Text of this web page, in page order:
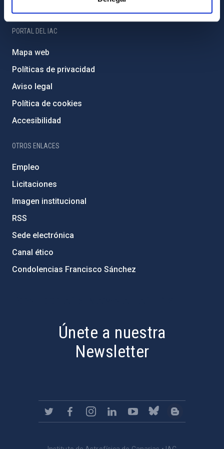
PORTAL DEL IAC
Mapa web
Políticas de privacidad
Aviso legal
Política de cookies
Accesibilidad
OTROS ENLACES
Empleo
Licitaciones
Imagen institucional
RSS
Sede electrónica
Canal ético
Condolencias Francisco Sánchez
Únete a nuestra
Newsletter